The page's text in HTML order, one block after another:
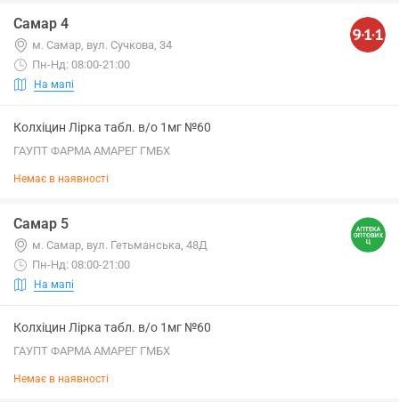
Самар 4
м. Самар, вул. Сучкова, 34
Пн-Нд: 08:00-21:00
На мапі
Колхіцин Лірка табл. в/о 1мг №60
ГАУПТ ФАРМА АМАРЕГ ГМБХ
Немає в наявності
Самар 5
м. Самар, вул. Гетьманська, 48Д
Пн-Нд: 08:00-21:00
На мапі
Колхіцин Лірка табл. в/о 1мг №60
ГАУПТ ФАРМА АМАРЕГ ГМБХ
Немає в наявності